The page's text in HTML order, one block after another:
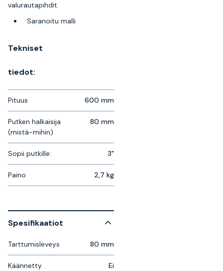
valurautapihdit.
Saranoitu malli
Tekniset
tiedot:
Pituus 600 mm
Putken halkaisija
(mistä-mihin)
80 mm
Sopii putkille: 3"
Paino 2,7 kg
Spesifikaatiot
Tarttumisleveys 80 mm
Käännetty Ei